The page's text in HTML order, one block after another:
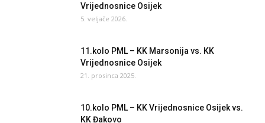
Vrijednosnice Osijek
5. veljače 2026.
11.kolo PML – KK Marsonija vs. KK
Vrijednosnice Osijek
21. prosinca 2025.
10.kolo PML – KK Vrijednosnice Osijek vs.
KK Đakovo